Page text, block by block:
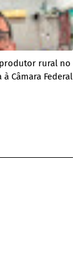
rural no
Câmara Federal